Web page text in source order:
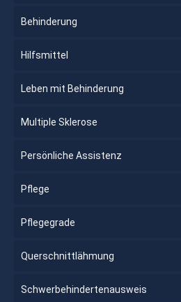
Behinderung
Hilfsmittel
Leben mit Behinderung
Multiple Sklerose
Persönliche Assistenz
Pflege
Pflegegrade
Querschnittlähmung
Schwerbehindertenausweis